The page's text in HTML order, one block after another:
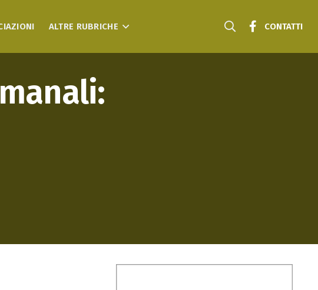
ALTRE RUBRICHE CONTATTI